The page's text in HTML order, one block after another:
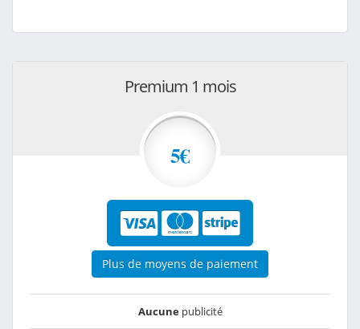
Premium 1 mois
5€
Plus de moyens de paiement
Aucunepublicité